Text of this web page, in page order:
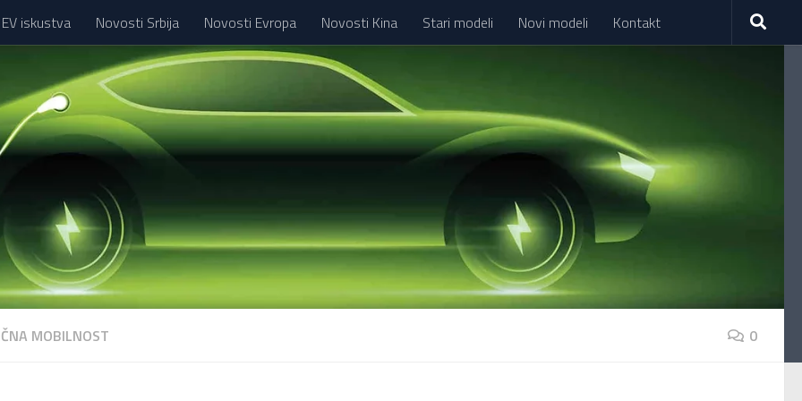
iskustva Novosti Srbija Novosti Evropa Novosti Kina Stari modeli Novi modeli Kontakt
MOBILNOST 0